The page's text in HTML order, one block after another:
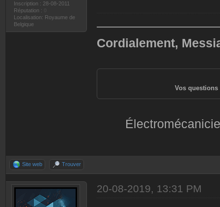
Inscription : 28-08-2011
Réputation :
Localisation: Royaume de
Belgique
Cordialement,
Vos questions
Site web Trouver
20-08-2019, 13:31 PM